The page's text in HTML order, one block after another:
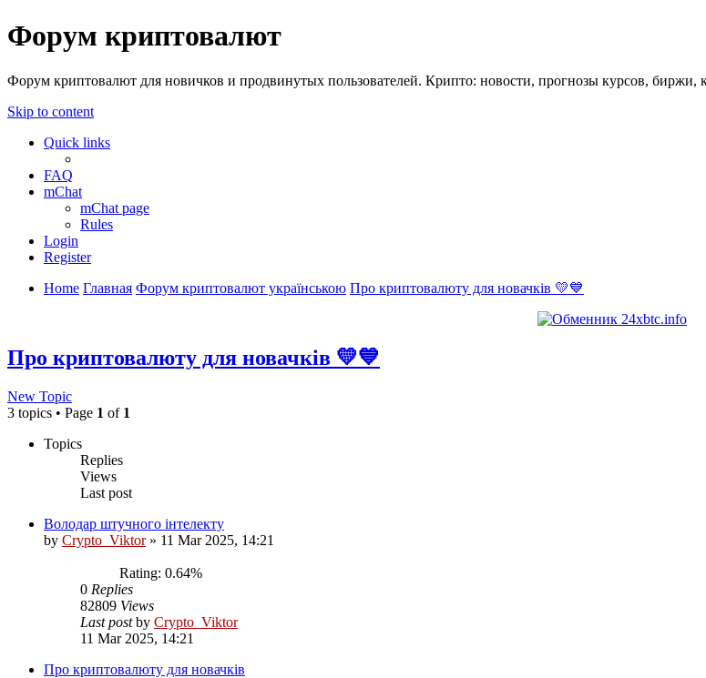
Форум криптовалют
Форум криптовалют для новичков и продвинутых пользователей. Крипто: новости, прогнозы курсов,
Skip to content
Quick links
FAQ
mChat
mChat page
Rules
Login
Register
Home Главная Форум криптовалют українською Про криптовалюту для новачків 💛💙
Про криптовалюту для новачків 💛💙
New Topic
3 topics • Page 1 of 1
Topics
Replies
Views
Last post
Володар штучного інтелекту
by Crypto_Viktor» 11 Mar 2025, 14:21
Rating: 0.64%
0 Replies
82809 Views
Last postby Crypto_Viktor
11 Mar 2025, 14:21
Про криптовалюту для новачків